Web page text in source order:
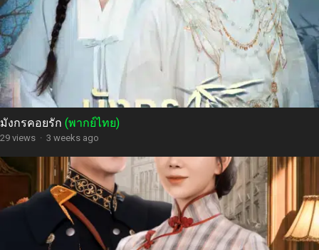
มังกรคอยรัก (พากย์ไทย)
29 views · 3 weeks ago